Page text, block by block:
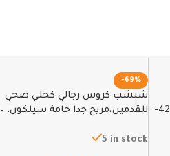
للقدمين،مريح جدا خامة سيلكون. – 42-
-69%
شبشب كروس رجالي كحلي صحي
5 in stock